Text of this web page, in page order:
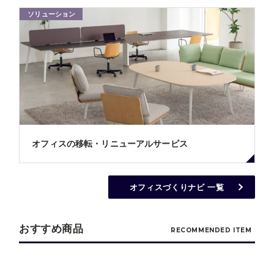
ソリューション
オフィスの移転・リニューアルサービス
オフィスづくりナビ 一覧
おすすめ商品 RECOMMENDED ITEM